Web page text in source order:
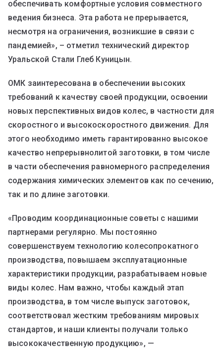
обеспечивать комфортные условия совместного
ведения бизнеса. Эта работа не прерывается,
несмотря на ограничения, возникшие в связи с
пандемией», – отметил технический директор
Уральской Стали Глеб Куницын.
ОМК заинтересована в обеспечении высоких
требований к качеству своей продукции, освоении
новых перспективных видов колес, в частности для
скоростного и высокоскоростного движения. Для
этого необходимо иметь гарантированно высокое
качество непрерывнолитой заготовки, в том числе
в части обеспечения равномерного распределения
содержания химических элементов как по сечению,
так и по длине заготовки.
«Проводим координационные советы с нашими
партнерами регулярно. Мы постоянно
совершенствуем технологию колесопрокатного
производства, повышаем эксплуатационные
характеристики продукции, разрабатываем новые
виды колес. Нам важно, чтобы каждый этап
производства, в том числе выпуск заготовок,
соответствовал жестким требованиям мировых
стандартов, и наши клиенты получали только
высококачественную продукцию», —